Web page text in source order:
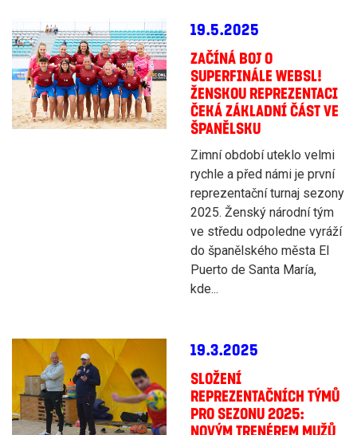
19.5.2025
ZAČÍNÁ BOJ O
SUPERFINÁLE WEBSL!
ŽENSKOU REPREZENTACI
ČEKÁ ZÁKLADNÍ ČÁST VE
ŠPANĚLSKU
Zimní období uteklo velmi
rychle a před námi je první
reprezentační turnaj sezony
2025. Ženský národní tým
ve středu odpoledne vyráží
do španělského města El
Puerto de Santa María,
kde...
19.3.2025
SLOŽENÍ
REPREZENTAČNÍCH TÝMŮ
PRO SEZONU 2025:
NOVÝM TRENÉREM MUŽŮ